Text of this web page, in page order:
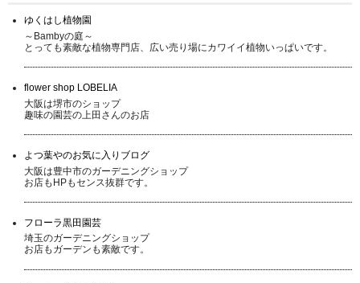
ゆくはし植物園
～Bambyの庭～
とっても素敵な植物専門店、広い売り場にカワイイ植物いっぱいです。
flower shop LOBELIA
大阪は堺市のショップ
趣味の園芸の上田さんのお店
よつ葉やのお気に入りブログ
大阪は豊中市のガーデニングショップ
お店もHPもセンス抜群です。
フローラ黒田園芸
埼玉のガーデニングショップ
お店もガーデンも素敵です。